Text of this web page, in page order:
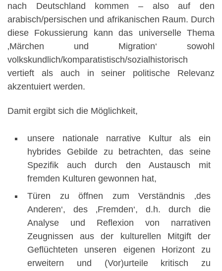
nach Deutschland kommen – also auf den
arabisch/persischen und afrikanischen Raum. Durch
diese Fokussierung kann das universelle Thema
‚Märchen und Migration‘ sowohl
volkskundlich/komparatistisch/sozialhistorisch
vertieft als auch in seiner politische Relevanz
akzentuiert werden.
Damit ergibt sich die Möglichkeit,
unsere nationale narrative Kultur als ein
hybrides Gebilde zu betrachten, das seine
Spezifik auch durch den Austausch mit
fremden Kulturen gewonnen hat,
Türen zu öffnen zum Verständnis ‚des
Anderen‘, des ‚Fremden‘, d.h. durch die
Analyse und Reflexion von narrativen
Zeugnissen aus der kulturellen Mitgift der
Geflüchteten unseren eigenen Horizont zu
erweitern und (Vor)urteile kritisch zu